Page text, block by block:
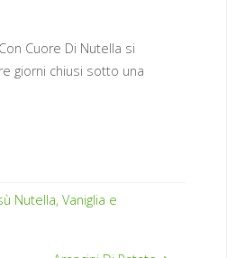
Cuore Di Nutella si
giorni chiusi sotto una
Nutella, Vaniglia e